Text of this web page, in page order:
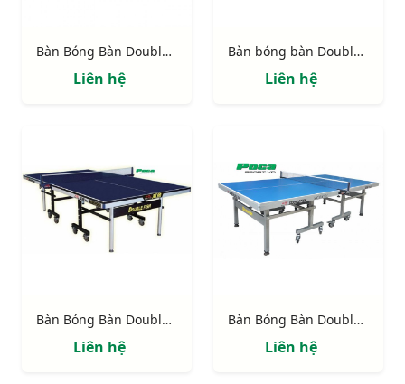
Bàn Bóng Bàn Double Fish Volant King
Liên hệ
Bàn bóng bàn Double Fish Xiangyun X1
Liên hệ
Bàn Bóng Bàn Double Fish 233
Liên hệ
Bàn Bóng Bàn Double Fish DF235
Liên hệ